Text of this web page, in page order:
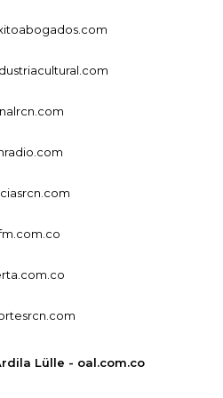
Lülle - oal.com.co